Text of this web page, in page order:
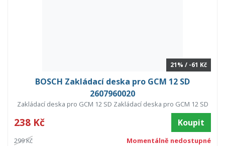
21% / -61 Kč
BOSCH Zakládací deska pro GCM 12 SD
2607960020
Zakládací deska pro GCM 12 SD Zakládací deska pro GCM 12 SD
238 Kč Koupit
299 Kč Momentálně nedostupné